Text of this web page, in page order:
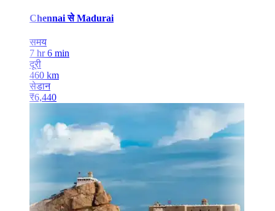
Chennai से Madurai
समय
7 hr 6 min
दूरी
460 km
सेडान
₹6,440